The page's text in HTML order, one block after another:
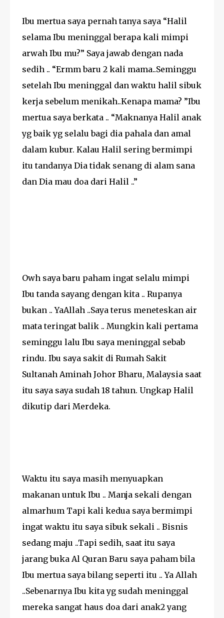
Ibu mertua saya pernah tanya saya “Halil
selama Ibu meninggal berapa kali mimpi
arwah Ibu mu?” Saya jawab dengan nada
sedih .. “Ermm baru 2 kali mama..Seminggu
setelah Ibu meninggal dan waktu halil sibuk
kerja sebelum menikah..Kenapa mama? ”Ibu
mertua saya berkata .. “Maknanya Halil anak
yg baik yg selalu bagi dia pahala dan amal
dalam kubur. Kalau Halil sering bermimpi
itu tandanya Dia tidak senang di alam sana
dan Dia mau doa dari Halil ..”
Owh saya baru paham ingat selalu mimpi
Ibu tanda sayang dengan kita .. Rupanya
bukan .. YaAllah ..Saya terus meneteskan air
mata teringat balik .. Mungkin kali pertama
seminggu lalu Ibu saya meninggal sebab
rindu. Ibu saya sakit di Rumah Sakit
Sultanah Aminah Johor Bharu, Malaysia saat
itu saya saya sudah 18 tahun. Ungkap Halil
dikutip dari Merdeka.
Waktu itu saya masih menyuapkan
makanan untuk Ibu .. Manja sekali dengan
almarhum Tapi kali kedua saya bermimpi
ingat waktu itu saya sibuk sekali .. Bisnis
sedang maju ..Tapi sedih, saat itu saya
jarang buka Al Quran Baru saya paham bila
Ibu mertua saya bilang seperti itu .. Ya Allah
..Sebenarnya Ibu kita yg sudah meninggal
mereka sangat haus doa dari anak2 yang